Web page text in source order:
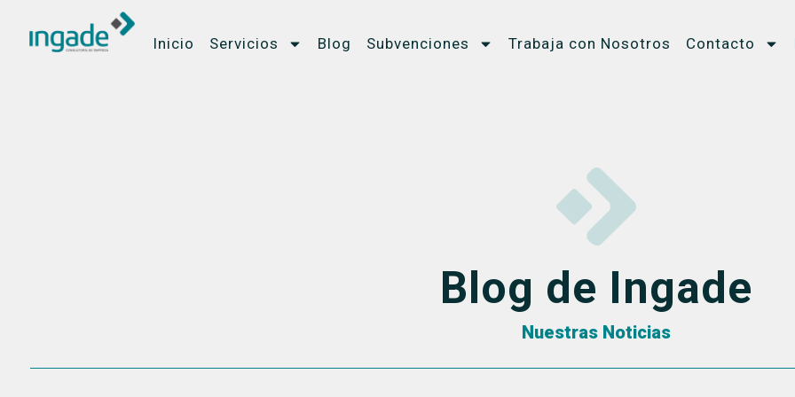
Inicio Servicios Blog Subvenciones Trabaja con Nosotros Contacto
Blog de Ingade
Nuestras Noticias